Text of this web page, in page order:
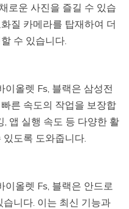
로운 사진을 즐길 수 있습
질 카메라를 탑재하여 더
수 있습니다.
올렛 Fs, 블랙은 삼성전
른 속도의 작업을 보장합
, 앱 실행 속도 등 다양한 활
도록 도와줍니다.
올렛 Fs, 블랙은 안드로
니다. 이는 최신 기능과